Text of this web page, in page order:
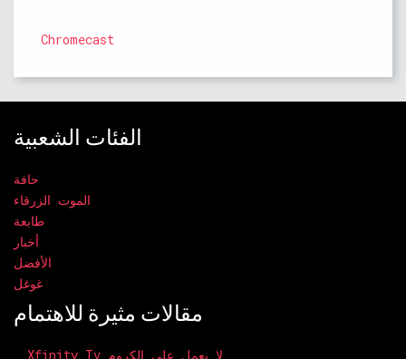
Chromecast
الفئات الشعبية
حافة
الموت الزرقاء
طابعة
أخبار
الأفضل
غوغل
مقالات مثيرة للاهتمام
Xfinity Tv لا يعمل على الكروم